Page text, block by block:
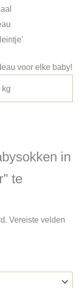
voor elke baby!
kg
in
te
Vereiste velden